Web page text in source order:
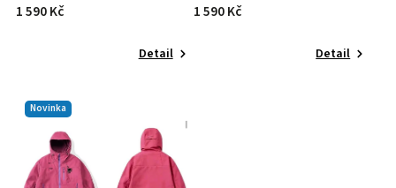
1 590 Kč
Detail
1 590 Kč
Detail
Novinka